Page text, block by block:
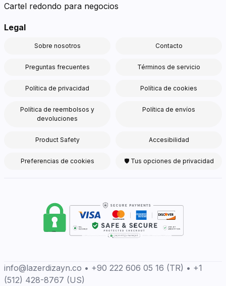
Cartel redondo para negocios
Legal
Sobre nosotros Contacto
Preguntas frecuentes Términos de servicio
Política de privacidad Política de cookies
Política de reembolsos y
devoluciones
Política de envíos
Product Safety Accesibilidad
Preferencias de cookies 🛡 Tus opciones de privacidad
info@lazerdizayn.co • +90 222 606 05 16 (TR) • +1
(512) 428-8767 (US)